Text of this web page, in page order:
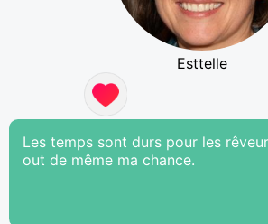
Esttelle
Les temps sont durs pour les
out de même ma chance.